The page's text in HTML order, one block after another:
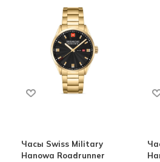
Часы Swiss Military
Hanowa Roadrunner